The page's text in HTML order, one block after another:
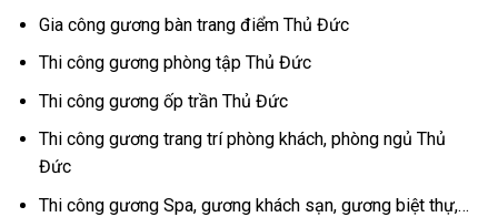
Gia công gương bàn trang điểm Thủ Đức
Thi công gương phòng tập Thủ Đức
Thi công gương ốp trần Thủ Đức
Thi công gương trang trí phòng khách, phòng ngủ Thủ
Đức
Thi công gương Spa, gương khách sạn, gương biệt thự,…